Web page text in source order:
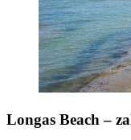
Longas Beach –